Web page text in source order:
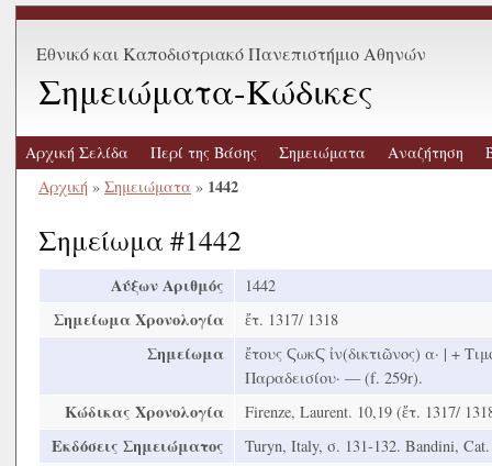
Εθνικό και Καποδιστριακό Πανεπιστήμιο Αθηνών
Σημειώματα-Κώδικες
Αρχική Σελίδα Περί της Βάσης Σημειώματα Αναζήτηση
Αρχική » Σημειώματα » 1442
Σημείωμα #1442
Αύξων Αριθμός 1442
Σημείωμα Χρονολογία ἔτ. 1317/ 1318
Σημείωμα
ἔτους ϚωκϚ ἰν(δικτιῶνος) α· | +
Παραδεισίου· — (f. 259r).
Κώδικας Χρονολογία Firenze, Laurent. 10,19 (ἔτ. 1317/
Εκδόσεις Σημειώματος Turyn, Italy, σ. 131-132. Bandini,